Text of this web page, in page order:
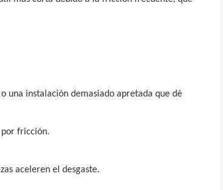
una instalación demasiado apretada que dé
fricción.
aceleren el desgaste.